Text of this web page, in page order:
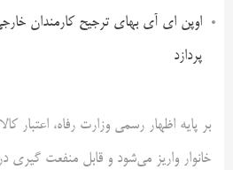
اوپن ای آی بهای ترجیح کارمندان
پردازد
بر پایه اظهار رسمی وزارت رفاه، اعتبار
خانوار واریز می‌شود و قابل منفعت گیری